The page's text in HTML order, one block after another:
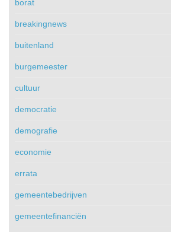
borat
breakingnews
buitenland
burgemeester
cultuur
democratie
demografie
economie
errata
gemeentebedrijven
gemeentefinanciën